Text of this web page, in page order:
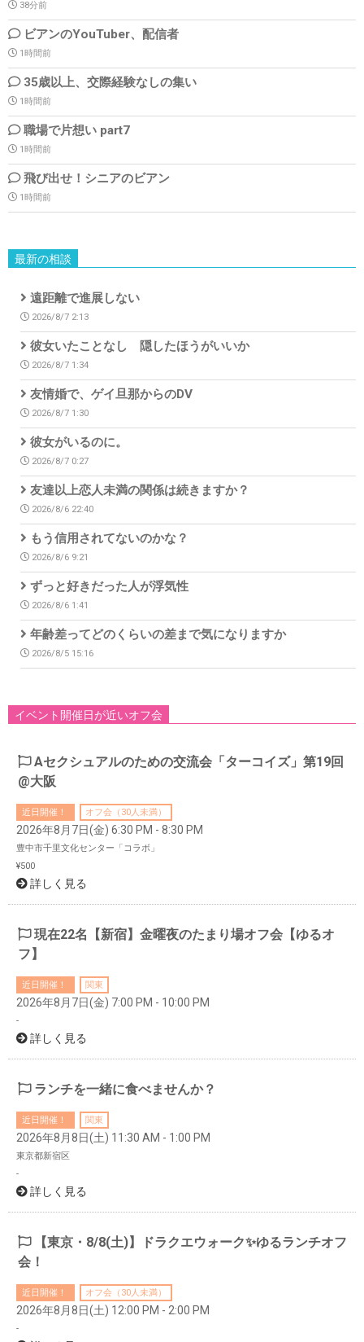
38分前
ビアンのYouTuber、配信者
1時間前
35歳以上、交際経験なしの集い
1時間前
職場で片想い part7
1時間前
飛び出せ！シニアのビアン
1時間前
最新の相談
遠距離で進展しない
2026/8/7 2:13
彼女いたことなし 隠したほうがいいか
2026/8/7 1:34
友情婚で、ゲイ旦那からのDV
2026/8/7 1:30
彼女がいるのに。
2026/8/7 0:27
友達以上恋人未満の関係は続きますか？
2026/8/6 22:40
もう信用されてないのかな？
2026/8/6 9:21
ずっと好きだった人が浮気性
2026/8/6 1:41
年齢差ってどのくらいの差まで気になりますか
2026/8/5 15:16
イベント開催日が近いオフ会
Aセクシュアルのための交流会「ターコイズ」第19回
@大阪
近日開催！ オフ会（30人未満）
2026年8月7日(金) 6:30 PM - 8:30 PM
豊中市千里文化センター「コラボ」
¥500
詳しく見る
現在22名【新宿】金曜夜のたまり場オフ会【ゆるオ
フ】
近日開催！ 関東
2026年8月7日(金) 7:00 PM - 10:00 PM
-
詳しく見る
ランチを一緒に食べませんか？
近日開催！ 関東
2026年8月8日(土) 11:30 AM - 1:00 PM
東京都新宿区
-
詳しく見る
【東京・8/8(土)】ドラクエウォーク✨ゆるランチオフ
会！
近日開催！ オフ会（30人未満）
2026年8月8日(土) 12:00 PM - 2:00 PM
-